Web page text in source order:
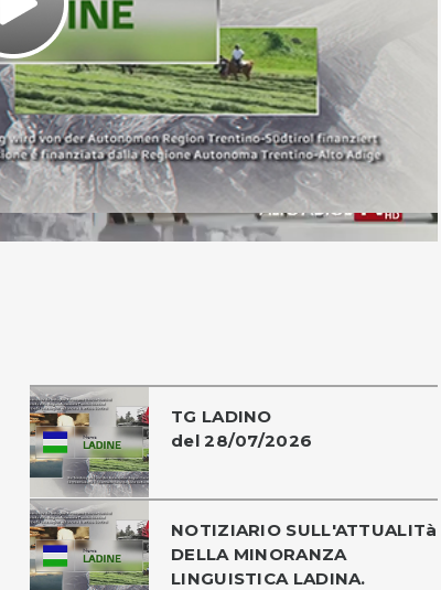
Play
Video
TG LADINO
del 28/07/2026
NOTIZIARIO SULL'ATTUALITà
DELLA MINORANZA
LINGUISTICA LADINA.